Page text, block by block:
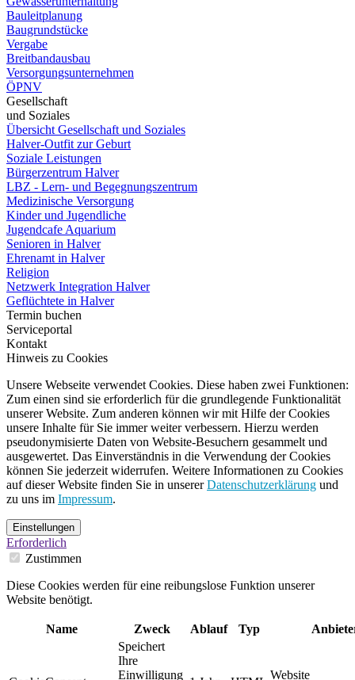
Bauleitplanung
Baugrundstücke
Vergabe
Breitbandausbau
Versorgungsunternehmen
ÖPNV
Gesellschaft
und Soziales
Übersicht Gesellschaft und Soziales
Halver-Outfit zur Geburt
Soziale Leistungen
Bürgerzentrum Halver
LBZ - Lern- und Begegnungszentrum
Medizinische Versorgung
Kinder und Jugendliche
Jugendcafe Aquarium
Senioren in Halver
Ehrenamt in Halver
Religion
Netzwerk Integration Halver
Geflüchtete in Halver
Termin buchen
Serviceportal
Kontakt
Hinweis zu Cookies
Unsere Webseite verwendet Cookies. Diese haben zwei Funktionen:
Zum einen sind sie erforderlich für die grundlegende Funktionalität
unserer Website. Zum anderen können wir mit Hilfe der Cookies
unsere Inhalte für Sie immer weiter verbessern. Hierzu werden
pseudonymisierte Daten von Website-Besuchern gesammelt und
ausgewertet. Das Einverständnis in die Verwendung der Cookies
können Sie jederzeit widerrufen. Weitere Informationen zu Cookies
auf dieser Website finden Sie in unsererDatenschutzerklärung und
zu uns im Impressum.
Einstellungen
Erforderlich
Zustimmen
Diese Cookies werden für eine reibungslose Funktion unserer
Website benötigt.
Name Zweck Ablauf Typ
Speichert
Ihre
Einwilligung
Website